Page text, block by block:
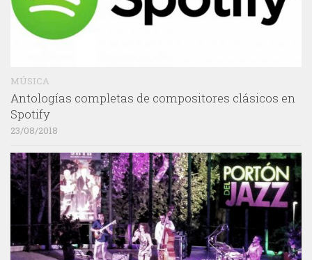
MÚSICA
Antologías completas de compositores clásicos en
Spotify
23/08/2018